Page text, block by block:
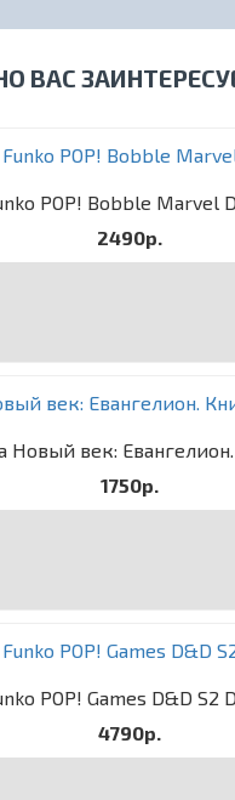
ВАС
2490р.
Новый век:
1750р.
4790р.